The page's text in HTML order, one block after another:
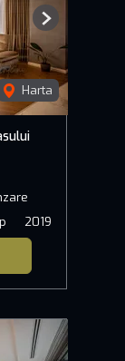
Harta
Next
2019